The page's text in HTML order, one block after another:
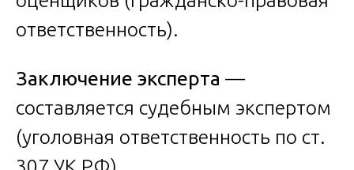
ответственность).
Заключение эксперта —
составляется судебным экспертом
(уголовная ответственность по ст.